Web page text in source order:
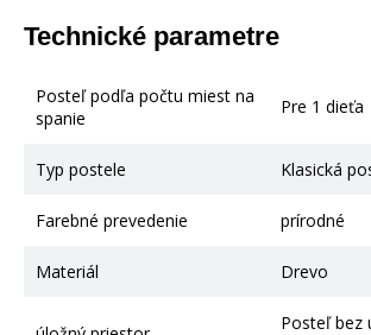
Technické parametre
Posteľ podľa počtu miest na
spanie
Pre 1 dieťa
Typ postele Klasická
Farebné prevedenie prírodné
Materiál Drevo
Posteľ bez